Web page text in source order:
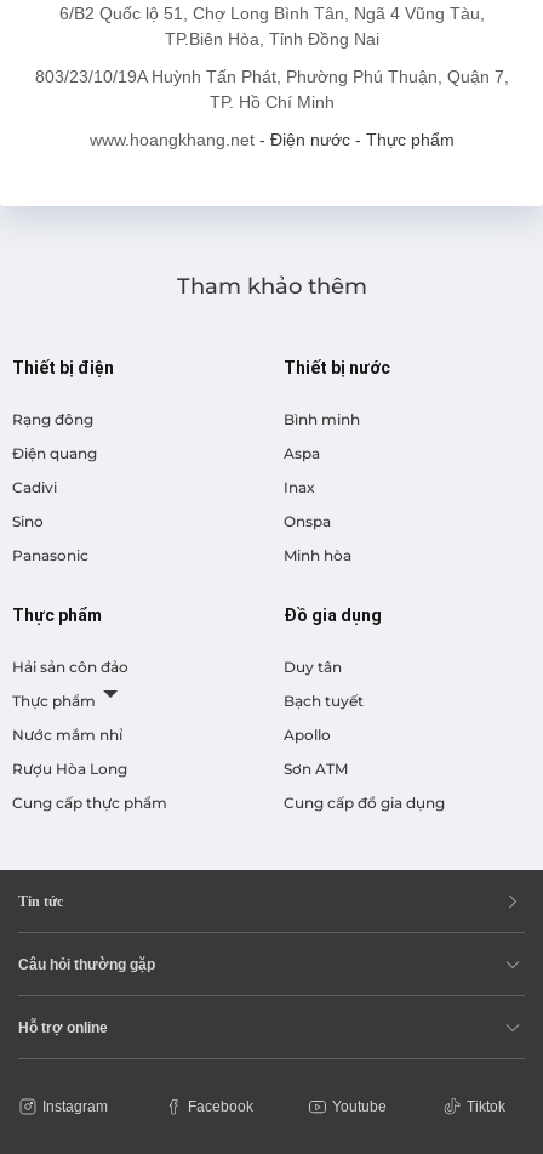
6/B2 Quốc lộ 51, Chợ Long Bình Tân, Ngã 4 Vũng Tàu,
TP.Biên Hòa, Tỉnh Đồng Nai
803/23/10/19A Huỳnh Tấn Phát, Phường Phú Thuận, Quận 7,
TP. Hồ Chí Minh
www.hoangkhang.net - Điện nước - Thực phẩm
Tham khảo thêm
Thiết bị điện
Rạng đông
Điện quang
Cadivi
Sino
Panasonic
Thiết bị nước
Bình minh
Aspa
Inax
Onspa
Minh hòa
Thực phẩm
Hải sản côn đảo
Thực phẩm
Nước mắm nhỉ
Rượu Hòa Long
Cung cấp thực phẩm
Đồ gia dụng
Duy tân
Bạch tuyết
Apollo
Sơn ATM
Cung cấp đồ gia dụng
Tin tức
Câu hỏi thường gặp
Hỗ trợ online
Instagram Facebook Youtube Tiktok